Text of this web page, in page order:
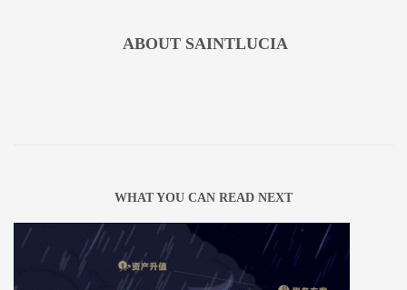
ABOUT SAINTLUCIA
WHAT YOU CAN READ NEXT